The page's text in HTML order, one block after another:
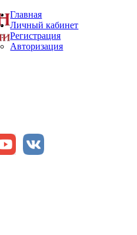
Главная
Личный кабинет
Регистрация
Авторизация